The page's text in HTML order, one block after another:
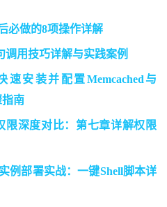
必做的8项操作详解
调用技巧详解与实践案例
安装并配置Memcached与
指南
限深度对比：第七章详解权限
例部署实战：一键Shell脚本详